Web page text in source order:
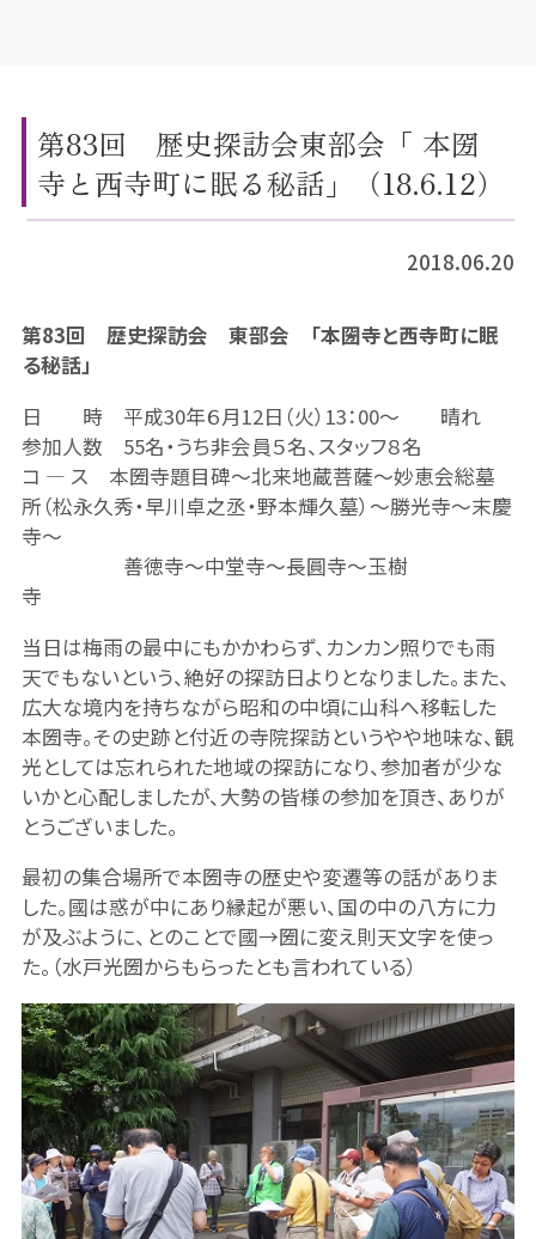
第83回 歴史探訪会東部会「 本圀
寺と西寺町に眠る秘話」（18.6.12）
2018.06.20
第83回 歴史探訪会 東部会 「本圀寺と西寺町に眠
る秘話」
日 時 平成30年６月12日（火）13：00～ 晴れ
参加人数 55名・うち非会員５名、スタッフ８名
コ ― ス 本圀寺題目碑～北来地蔵菩薩～妙恵会総墓
所（松永久秀・早川卓之丞・野本輝久墓）～勝光寺～末慶
寺～
善徳寺～中堂寺～長圓寺～玉樹
寺
当日は梅雨の最中にもかかわらず、カンカン照りでも雨
天でもないという、絶好の探訪日よりとなりました。また、
広大な境内を持ちながら昭和の中頃に山科へ移転した
本圀寺。その史跡と付近の寺院探訪というやや地味な、観
光としては忘れられた地域の探訪になり、参加者が少な
いかと心配しましたが、大勢の皆様の参加を頂き、ありが
とうございました。
最初の集合場所で本圀寺の歴史や変遷等の話がありま
した。國は惑が中にあり縁起が悪い、国の中の八方に力
が及ぶように、とのことで國→圀に変え則天文字を使っ
た。（水戸光圀からもらったとも言われている）